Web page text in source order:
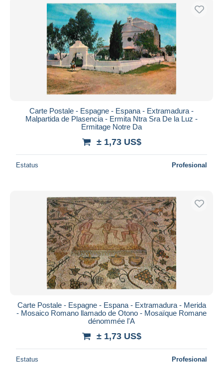
Carte Postale - Espagne - Espana - Extramadura -
Malpartida de Plasencia - Ermita Ntra Sra De la Luz -
Ermitage Notre Da
± 1,73 US$
Estatus Profesional
Carte Postale - Espagne - Espana - Extramadura - Merida
- Mosaico Romano llamado de Otono - Mosaïque Romane
dénommée l'A
± 1,73 US$
Estatus Profesional